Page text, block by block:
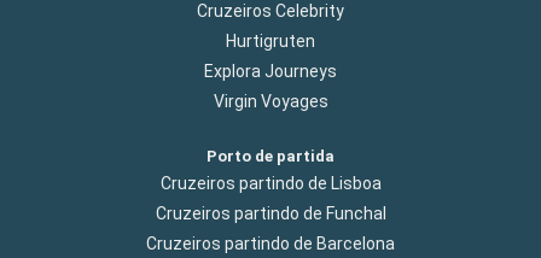
Cruzeiros Celebrity
Hurtigruten
Explora Journeys
Virgin Voyages
Porto de partida
Cruzeiros partindo de Lisboa
Cruzeiros partindo de Funchal
Cruzeiros partindo de Barcelona